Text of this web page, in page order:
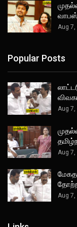
Aug 7,
Popular Posts
Aug 7,
Aug 7,
Aug 7,